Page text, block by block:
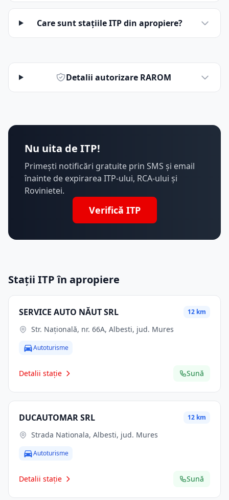
Care sunt stațiile ITP din apropiere?
Detalii autorizare RAROM
Nu uita de ITP!
Primești notificări gratuite prin SMS și email
înainte de expirarea ITP-ului, RCA-ului și
Rovinietei.
Verifică ITP
Stații ITP în apropiere
SERVICE AUTO NĂUT SRL 12 km
Str. Naţională, nr. 66A, Albesti, jud. Mures
Autoturisme
Detalii stație Sună
DUCAUTOMAR SRL 12 km
Strada Nationala, Albesti, jud. Mures
Autoturisme
Detalii stație Sună